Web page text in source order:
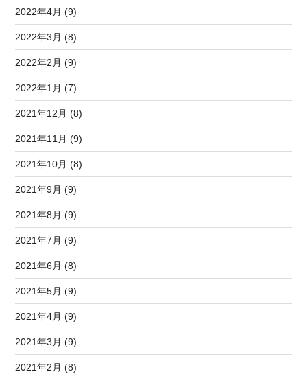
2022年4月 (9)
2022年3月 (8)
2022年2月 (9)
2022年1月 (7)
2021年12月 (8)
2021年11月 (9)
2021年10月 (8)
2021年9月 (9)
2021年8月 (9)
2021年7月 (9)
2021年6月 (8)
2021年5月 (9)
2021年4月 (9)
2021年3月 (9)
2021年2月 (8)